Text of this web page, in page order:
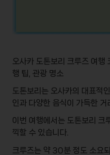
오사카 도톤보리 크루즈 여행
행 팁, 관광 명소
도톤보리는 오사카의 대표적
인과 다양한 음식이 가득한 거
이번 여행에서는 도톤보리 크
끽할 수 있습니다.
크루즈는 약 30분 정도 소요